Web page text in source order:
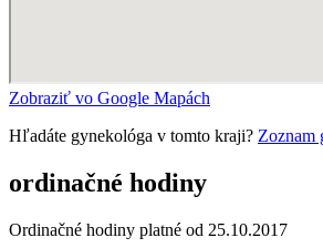
Zobraziť vo Google Mapách
Hľadáte gynekológa v tomto kraji? Zoznam
ordinačné hodiny
Ordinačné hodiny platné od 25.10.2017